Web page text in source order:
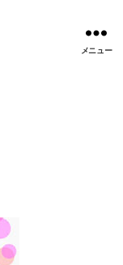
メニュー